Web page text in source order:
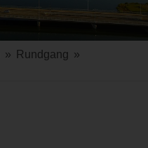
» Rundgang »